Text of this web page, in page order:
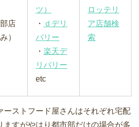
部店
）
ツ）
・ ｄデリ
バリー
・ 楽天デ
リバリー
etc
ロッテリ
ア店舗検
索
ーストフード屋さんはそれぞれ宅配
ますがやはり都市部だけの場合が多